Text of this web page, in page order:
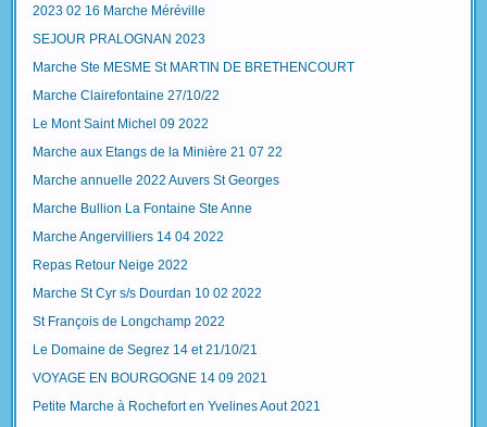
2023 02 16 Marche Méréville
SEJOUR PRALOGNAN 2023
Marche Ste MESME St MARTIN DE BRETHENCOURT
Marche Clairefontaine 27/10/22
Le Mont Saint Michel 09 2022
Marche aux Etangs de la Minière 21 07 22
Marche annuelle 2022 Auvers St Georges
Marche Bullion La Fontaine Ste Anne
Marche Angervilliers 14 04 2022
Repas Retour Neige 2022
Marche St Cyr s/s Dourdan 10 02 2022
St François de Longchamp 2022
Le Domaine de Segrez 14 et 21/10/21
VOYAGE EN BOURGOGNE 14 09 2021
Petite Marche à Rochefort en Yvelines Aout 2021